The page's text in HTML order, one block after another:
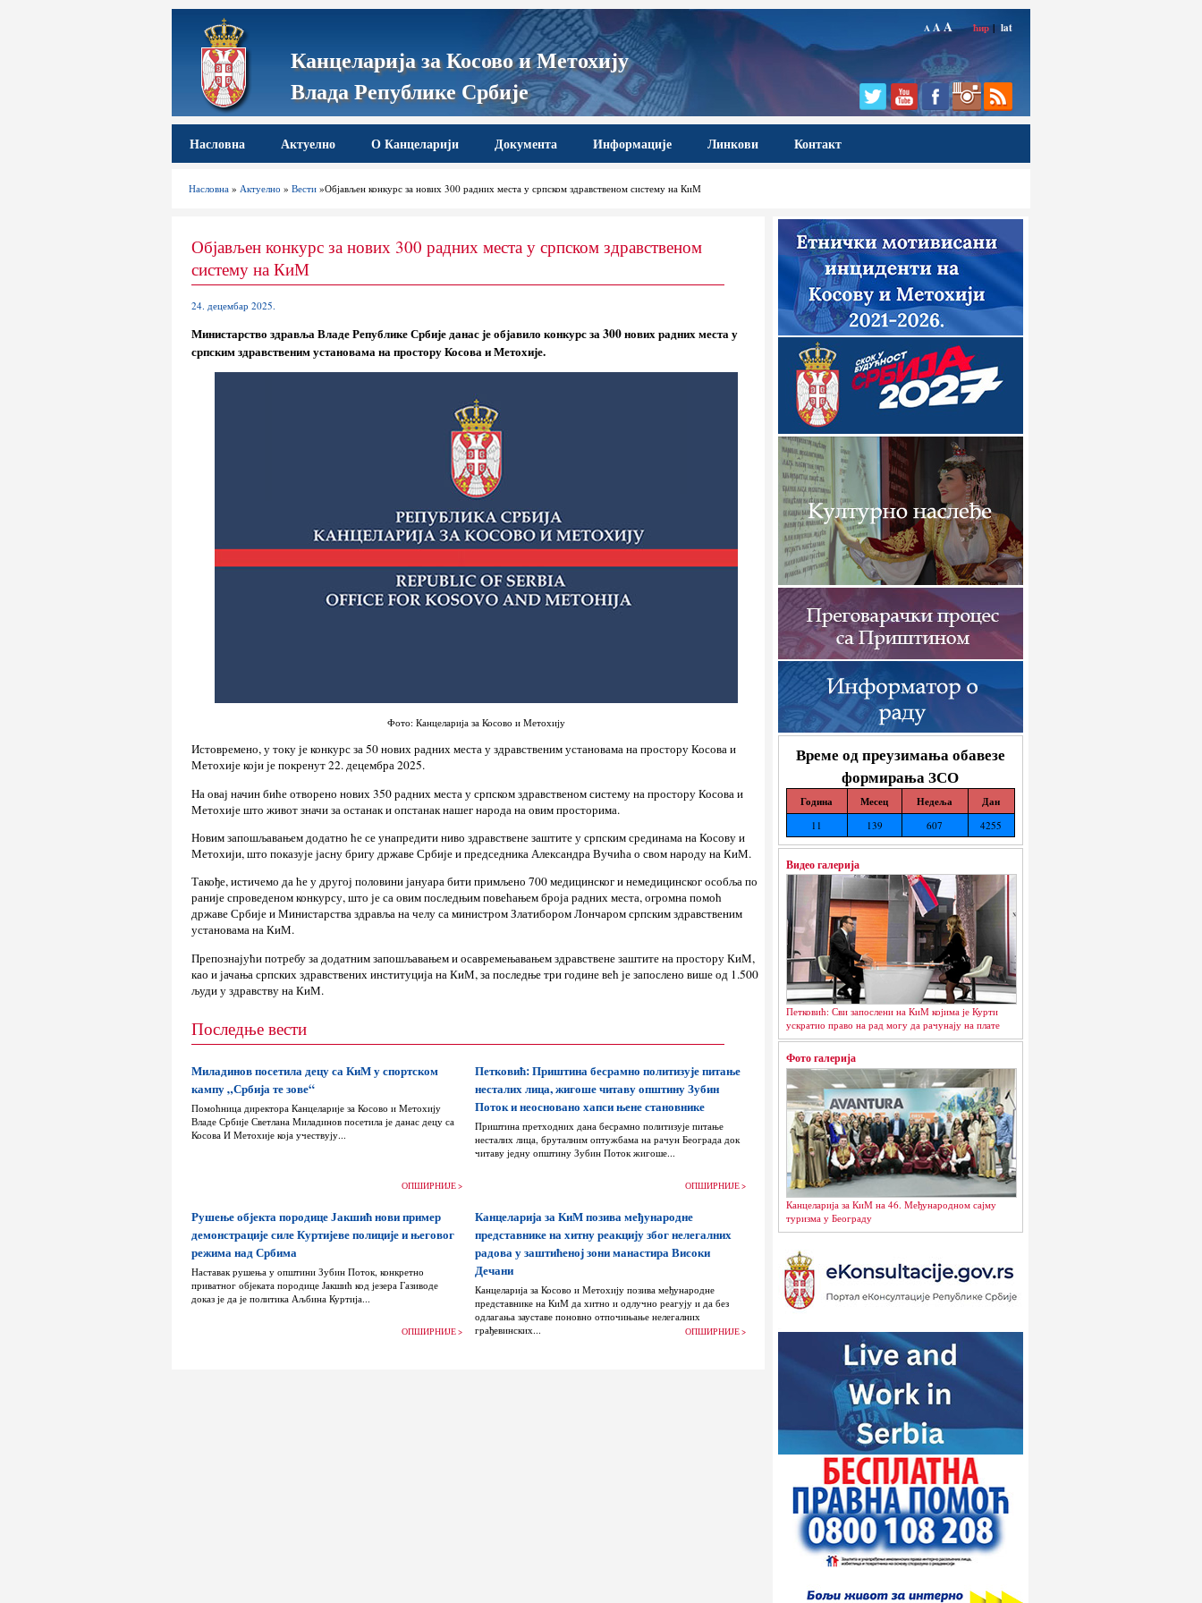
Канцеларија за Косово и Метохију
Влада Републике Србије
A AA ћир | lat
Насловна Актуелно О Канцеларији Документа Информације Линкови Контакт
Насловна »Актуелно »Вести »Објављен конкурс за нових 300 радних места у српском здравственом систему на КиМ
Време од преузимања обавезе
формирања ЗСО
Година Месец Недеља Дан
11 139 607 4255
Видео галерија
Петковић: Сви запослени на КиМ којима је Курти
ускратио право на рад могу да рачунају на плате
Фото галерија
Канцеларија за КиМ на 46. Међународном сајму
туризма у Београду
Објављен конкурс за нових 300 радних места у српском здравственом
систему на КиМ
24. децембар 2025.
Министарство здравља Владе Републике Србије данас је објавило конкурс за 300 нових радних места у
српским здравственим установама на простору Косова и Метохије.
Фото: Канцеларија за Косово и Метохију
Истовремено, у току је конкурс за 50 нових радних места у здравственим установама на простору Косова и
Метохије који је покренут 22. децембра 2025.
На овај начин биће отворено нових 350 радних места у српском здравственом систему на простору Косова и
Метохије што живот значи за останак и опстанак нашег народа на овим просторима.
Новим запошљавањем додатно ће се унапредити ниво здравствене заштите у српским срединама на Косову и
Метохији, што показује јасну бригу државе Србије и председника Александра Вучића о свом народу на КиМ.
Такође, истичемо да ће у другој половини јануара бити примљено 700 медицинског и немедицинског особља по
раније спроведеном конкурсу, што је са овим последњим повећањем броја радних места, огромна помоћ
државе Србије и Министарства здравља на челу са министром Златибором Лончаром српским здравственим
установама на КиМ.
Препознајући потребу за додатним запошљавањем и осавремењавањем здравствене заштите на простору КиМ,
као и јачања српских здравствених институција на КиМ, за последње три године већ је запослено више од 1.500
људи у здравству на КиМ.
Последње вести
Миладинов посетила децу са КиМ у спортском
кампу „Србија те зове“
Помоћница директора Канцеларије за Косово и Метохију
Владе Србије Светлана Миладинов посетила је данас децу са
Косова И Метохије која учествују...
ОПШИРНИЈЕ >
Петковић: Приштина бесрамно политизује питање
несталих лица, жигоше читаву општину Зубин
Поток и неосновано хапси њене становнике
Приштина претходних дана бесрамно политизује питање
несталих лица, бруталним оптужбама на рачун Београда док
читаву једну општину Зубин Поток жигоше...
ОПШИРНИЈЕ >
Рушење објекта породице Јакшић нови пример
демонстрације силе Куртијеве полиције и његовог
режима над Србима
Наставак рушења у општини Зубин Поток, конкретно
приватног објеката породице Јакшић код језера Газиводе
доказ је да је политика Аљбина Куртија...
ОПШИРНИЈЕ >
Канцеларија за КиМ позива међународне
представнике на хитну реакцију због нелегалних
радова у заштићеној зони манастира Високи
Дечани
Канцеларија за Косово и Метохију позива међународне
представнике на КиМ да хитно и одлучно реагују и да без
одлагања зауставе поновно отпочињање нелегалних
грађевинских...
ОПШИРНИЈЕ >